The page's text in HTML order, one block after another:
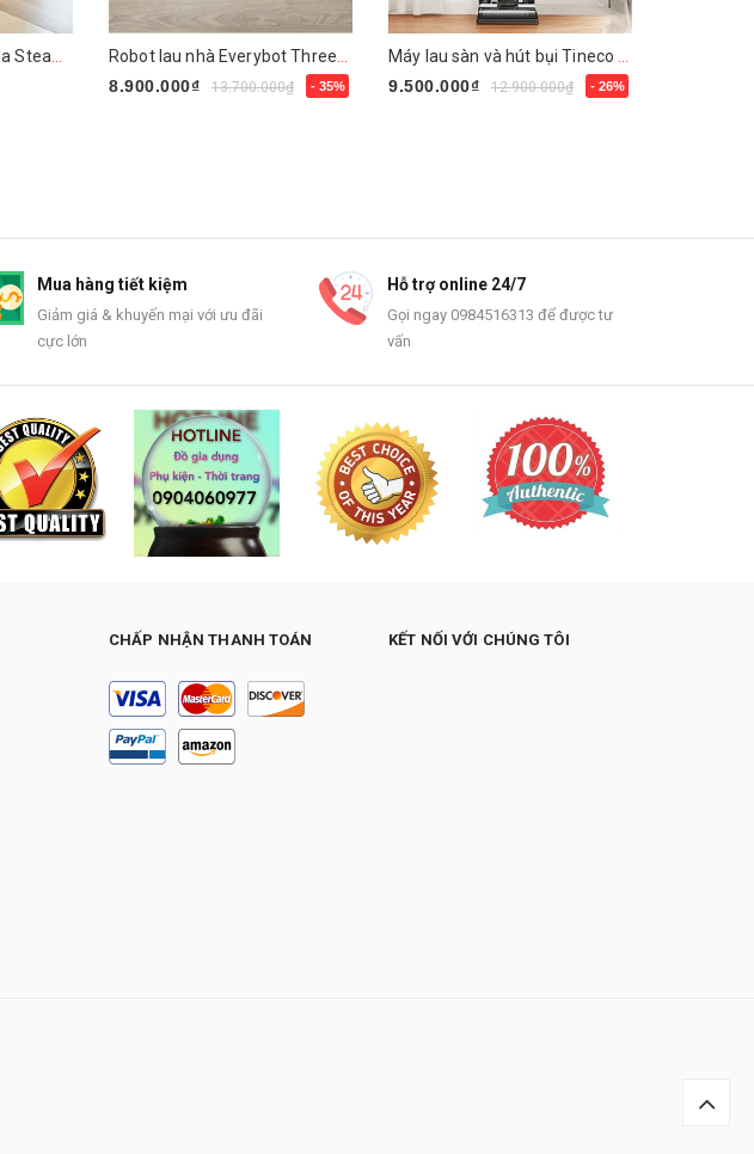
8.900.000₫
13.700.000₫ - 35%
9.500.000₫
12.900.000₫ - 26%
Mua hàng tiết kiệm
Giảm giá & khuyến mại với ưu đãi
cực lớn
Hỗ trợ online 24/7
Gọi ngay 0984516313 để được tư
vấn
CHẤP NHẬN THANH TOÁN KẾT NỐI VỚI CHÚNG TÔI